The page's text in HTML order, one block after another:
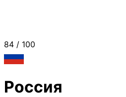
84 / 100
Россия